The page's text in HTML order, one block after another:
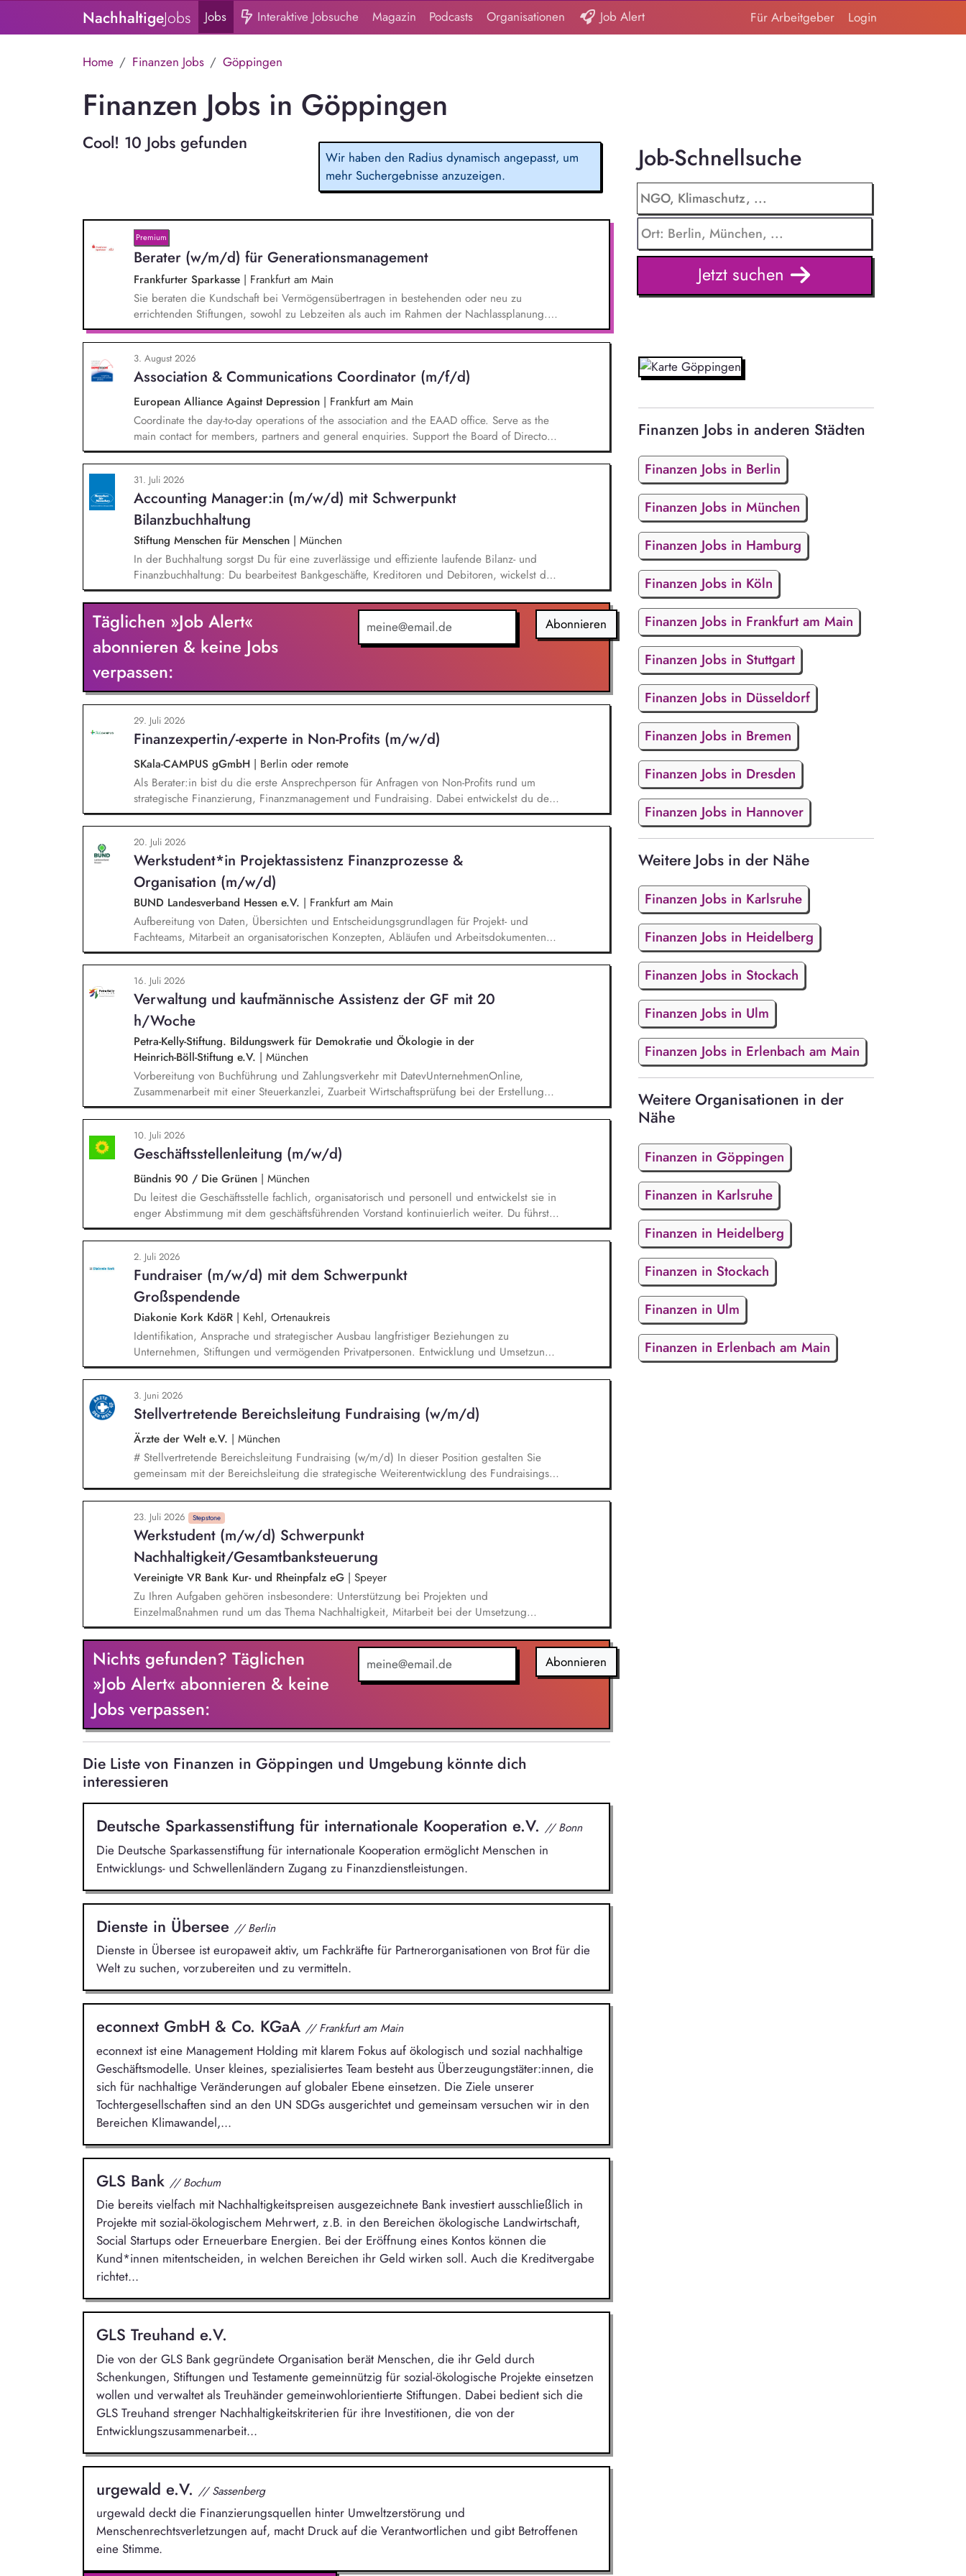
NachhaltigeJobs Jobs Interaktive Jobsuche Magazin Podcasts Organisationen Job Alert Für Arbeitgeber Login
Home Finanzen Jobs Göppingen
Finanzen Jobs in Göppingen
Cool! 10 Jobs gefunden
Wir haben den Radius dynamisch angepasst, um
mehr Suchergebnisse anzuzeigen.
Premium
Berater (w/m/d) für Generationsmanagement
Frankfurter Sparkasse | Frankfurt am Main
Sie beraten die Kundschaft bei Vermögensübertragen in bestehenden oder neu zu
errichtenden Stiftungen, sowohl zu Lebzeiten als auch im Rahmen der Nachlassplanung.
Sie übernehmen eigenverantwortlich alle relevanten Aufgaben bei der
Testamentsvollstreckung und Nachlassverwaltung. Sie wirken aktiv an Werbemaßnahmen
im Stiftungs- und Nachlassmanagement mit, auch in kreativer Hinsicht.
3. August 2026
Association & Communications Coordinator (m/f/d)
European Alliance Against Depression | Frankfurt am Main
Coordinate the day-to-day operations of the association and the EAAD office. Serve as the
main contact for members, partners and general enquiries. Support the Board of Directors
by organising meetings, preparing documents and following up on decisions. Coordinate
the association's website, newsletters and social media. Support awareness campaigns and
communication activities. Coordinate and develop EAAD's fundraising activities.
31. Juli 2026
Accounting Manager:in (m/w/d) mit Schwerpunkt
Bilanzbuchhaltung
Stiftung Menschen für Menschen | München
In der Buchhaltung sorgst Du für eine zuverlässige und effiziente laufende Bilanz- und
Finanzbuchhaltung: Du bearbeitest Bankgeschäfte, Kreditoren und Debitoren, wickelst den
Zahlungsverkehr ab und unterstützt bei Lohn- und Gehaltsabrechnung sowie im Steuer-
und Meldewesen. Zudem übernimmst Du eigenständig Abschlussarbeiten sowie Kosten-
und Leistungsrechnung und bringst Dich in bereichsübergreifende Themen ein.
Täglichen »Job Alert«
abonnieren & keine Jobs
verpassen:
Abonnieren
29. Juli 2026
Finanzexpertin/-experte in Non-Profits (m/w/d)
SKala-CAMPUS gGmbH | Berlin oder remote
Als Berater:in bist du die erste Ansprechperson für Anfragen von Non-Profits rund um
strategische Finanzierung, Finanzmanagement und Fundraising. Dabei entwickelst du den
gesamten Prozess von der Anfrage über Angebotserstellung bis zur eigenverantwortlichen
Umsetzung. Auf Basis der jeweiligen Herausforderungen entwickelst du passgenaue
Beratungsprozesse und berätst Organisationen zu zentralen Fragen ihrer finanziellen
Steuerung und strategischen Weiterentwicklung.
20. Juli 2026
Werkstudent*in Projektassistenz Finanzprozesse &
Organisation (m/w/d)
BUND Landesverband Hessen e.V. | Frankfurt am Main
Aufbereitung von Daten, Übersichten und Entscheidungsgrundlagen für Projekt- und
Fachteams, Mitarbeit an organisatorischen Konzepten, Abläufen und Arbeitsdokumenten,
Unterstützung im Projektmanagement (z. B. Protokolle, Aufgabenverfolgung,
Terminvorbereitung), Recherchen zu organisatorischen und finanzbezogenen
Fragestellungen, Pflege und Strukturierung von Projekt- und
Organisationsdokumentationen, allgemeine unterstützende Tätigkeiten im Bereich
Finanzverwaltung und Organisation.
16. Juli 2026
Verwaltung und kaufmännische Assistenz der GF mit 20
h/Woche
Petra-Kelly-Stiftung. Bildungswerk für Demokratie und Ökologie in der
Heinrich-Böll-Stiftung e.V. | München
Vorbereitung von Buchführung und Zahlungsverkehr mit DatevUnternehmenOnline,
Zusammenarbeit mit einer Steuerkanzlei, Zuarbeit Wirtschaftsprüfung bei der Erstellung
des Verwendungsnachweises und des Jahresabschlusses, Unterstützung in der
Projektadministration und -abrechnung, Administrative Beratung von
Kooperationspartner*innen, Pflege von Personalstammdaten, Unterstützung der
Geschäftsführung, Einführung und Nutzung von digitalen Anwendungen, Einhaltung und
Überprüfung der DSGVO.
10. Juli 2026
Geschäftsstellenleitung (m/w/d)
Bündnis 90 / Die Grünen | München
Du leitest die Geschäftsstelle fachlich, organisatorisch und personell und entwickelst sie in
enger Abstimmung mit dem geschäftsführenden Vorstand kontinuierlich weiter. Du führst,
entwickelst und motivierst das Team und schaffst Klarheit über Rollen, Zuständigkeiten und
Erwartungen. Du analysierst, entwickelst und optimierst bestehende Prozesse und
Organisationsstrukturen und verantwortest ein professionelles Informations- und
Wissensmanagement.
2. Juli 2026
Fundraiser (m/w/d) mit dem Schwerpunkt
Großspendende
Diakonie Kork KdöR | Kehl, Ortenaukreis
Identifikation, Ansprache und strategischer Ausbau langfristiger Beziehungen zu
Unternehmen, Stiftungen und vermögenden Privatpersonen. Entwicklung und Umsetzung
individueller Förderstrategien (Major Donor Journeys). Planung, Organisation und
Durchführung von exklusiven Fundraising-Veranstaltungen. Strategische Beratung und
Begleitung der Geschäftsleitung sowie der Gremien bei hochrangigen Spenderterminen
und der direkten Ansprache.
3. Juni 2026
Stellvertretende Bereichsleitung Fundraising (w/m/d)
Ärzte der Welt e.V. | München
# Stellvertretende Bereichsleitung Fundraising (w/m/d) In dieser Position gestalten Sie
gemeinsam mit der Bereichsleitung die strategische Weiterentwicklung des Fundraisings
und übernehmen Führungs- sowie Steuerungsaufgaben in einem dynamischen Umfeld. Ein
Schwerpunkt Ihrer Tätigkeit liegt in der Führung und Weiterentwicklung des
Dialogmarketing-Teams: strategische Weiterentwicklung des Dialogmarketings, fachliche
Leitung und Koordination des Teams, Entwicklung und Optimierung von Maßnahmen
sowie Identifikation neuer Fundraisingpotenziale.
23. Juli 2026 Stepstone
Werkstudent (m/w/d) Schwerpunkt
Nachhaltigkeit/Gesamtbanksteuerung
Vereinigte VR Bank Kur- und Rheinpfalz eG | Speyer
Zu Ihren Aufgaben gehören insbesondere: Unterstützung bei Projekten und
Einzelmaßnahmen rund um das Thema Nachhaltigkeit, Mitarbeit bei der Umsetzung
regulatorischer Nachhaltigkeitsanforderungen, Unterstützung bei der Erstellung des
Nachhaltigkeitsberichts sowie der Klimabilanz, Recherche, Aufbereitung und Analyse
aktueller Nachhaltigkeitsthemen, Mitarbeit bei Aufgaben im ESG-Risikomanagement,
insbesondere bei fachlichen Ausarbeitungen und Analysen, Unterstützung bei der
Erstellung von Präsentationen, Auswertungen und Entscheidungsunterlagen
Nichts gefunden? Täglichen
»Job Alert« abonnieren & keine
Jobs verpassen:
Abonnieren
Die Liste von Finanzen in Göppingen und Umgebung könnte dich
interessieren
Deutsche Sparkassenstiftung für internationale Kooperation e.V. // Bonn
Die Deutsche Sparkassenstiftung für internationale Kooperation ermöglicht Menschen in
Entwicklungs- und Schwellenländern Zugang zu Finanzdienstleistungen.
Dienste in Übersee // Berlin
Dienste in Übersee ist europaweit aktiv, um Fachkräfte für Partnerorganisationen von Brot für die
Welt zu suchen, vorzubereiten und zu vermitteln.
econnext GmbH & Co. KGaA // Frankfurt am Main
econnext ist eine Management Holding mit klarem Fokus auf ökologisch und sozial nachhaltige
Geschäftsmodelle. Unser kleines, spezialisiertes Team besteht aus Überzeugungstäter:innen, die
sich für nachhaltige Veränderungen auf globaler Ebene einsetzen. Die Ziele unserer
Tochtergesellschaften sind an den UN SDGs ausgerichtet und gemeinsam versuchen wir in den
Bereichen Klimawandel,...
GLS Bank // Bochum
Die bereits vielfach mit Nachhaltigkeitspreisen ausgezeichnete Bank investiert ausschließlich in
Projekte mit sozial-ökologischem Mehrwert, z.B. in den Bereichen ökologische Landwirtschaft,
Social Startups oder Erneuerbare Energien. Bei der Eröffnung eines Kontos können die
Kund*innen mitentscheiden, in welchen Bereichen ihr Geld wirken soll. Auch die Kreditvergabe
richtet...
GLS Treuhand e.V.
Die von der GLS Bank gegründete Organisation berät Menschen, die ihr Geld durch
Schenkungen, Stiftungen und Testamente gemeinnützig für sozial-ökologische Projekte einsetzen
wollen und verwaltet als Treuhänder gemeinwohlorientierte Stiftungen. Dabei bedient sich die
GLS Treuhand strenger Nachhaltigkeitskriterien für ihre Investitionen, die von der
Entwicklungszusammenarbeit...
urgewald e.V. // Sassenberg
urgewald deckt die Finanzierungsquellen hinter Umweltzerstörung und
Menschenrechtsverletzungen auf, macht Druck auf die Verantwortlichen und gibt Betroffenen
eine Stimme.
Job-Schnellsuche
Jetzt suchen
Finanzen Jobs in anderen Städten
Finanzen Jobs in Berlin
Finanzen Jobs in München
Finanzen Jobs in Hamburg
Finanzen Jobs in Köln
Finanzen Jobs in Frankfurt am Main
Finanzen Jobs in Stuttgart
Finanzen Jobs in Düsseldorf
Finanzen Jobs in Bremen
Finanzen Jobs in Dresden
Finanzen Jobs in Hannover
Weitere Jobs in der Nähe
Finanzen Jobs in Karlsruhe
Finanzen Jobs in Heidelberg
Finanzen Jobs in Stockach
Finanzen Jobs in Ulm
Finanzen Jobs in Erlenbach am Main
Weitere Organisationen in der
Nähe
Finanzen in Göppingen
Finanzen in Karlsruhe
Finanzen in Heidelberg
Finanzen in Stockach
Finanzen in Ulm
Finanzen in Erlenbach am Main